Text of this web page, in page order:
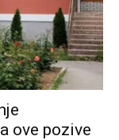
ove pozive